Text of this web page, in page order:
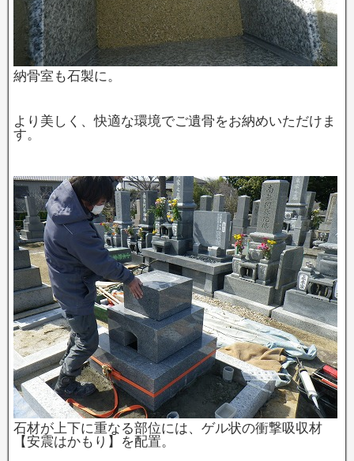
納骨室も石製に。
より美しく、快適な環境でご遺骨をお納めいただけま
す。
石材が上下に重なる部位には、ゲル状の衝撃吸収材
【安震はかもり】を配置。